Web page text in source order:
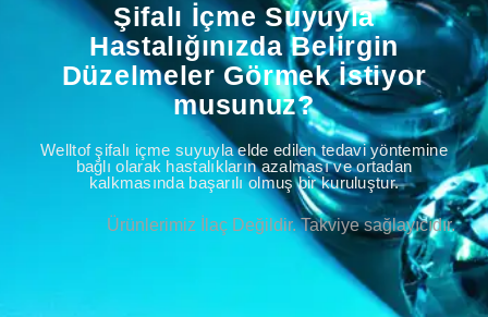
Şifalı İçme Suyuyla
Hastalığınızda Belirgin
Düzelmeler Görmek İstiyor
musunuz?
Welltof şifalı içme suyuyla elde edilen tedavi yöntemine
bağlı olarak hastalıkların azalması ve ortadan
kalkmasında başarılı olmuş bir kuruluştur.
Ürünlerimiz İlaç Değildir. Takviye sağlayıcıdır.